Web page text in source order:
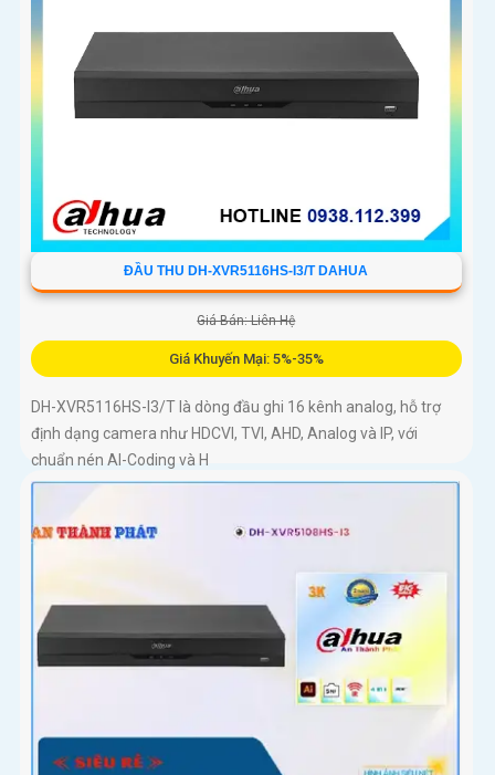
ĐẦU THU DH-XVR5116HS-I3/T DAHUA
Giá Bán: Liên Hệ
Giá Khuyến Mại: 5%-35%
DH-XVR5116HS-I3/T là dòng đầu ghi 16 kênh analog, hỗ trợ
định dạng camera như HDCVI, TVI, AHD, Analog và IP, với
chuẩn nén AI-Coding và H